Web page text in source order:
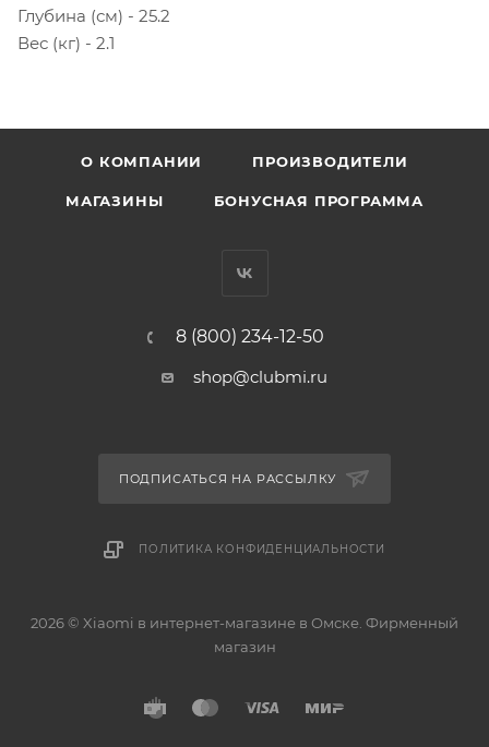
Глубина (см) - 25.2
Вес (кг) - 2.1
О КОМПАНИИ ПРОИЗВОДИТЕЛИ
МАГАЗИНЫ БОНУСНАЯ ПРОГРАММА
8 (800) 234-12-50
shop@clubmi.ru
ПОДПИСАТЬСЯ НА РАССЫЛКУ
ПОЛИТИКА КОНФИДЕНЦИАЛЬНОСТИ
2026 © Xiaomi в интернет-магазине в Омске. Фирменный
магазин